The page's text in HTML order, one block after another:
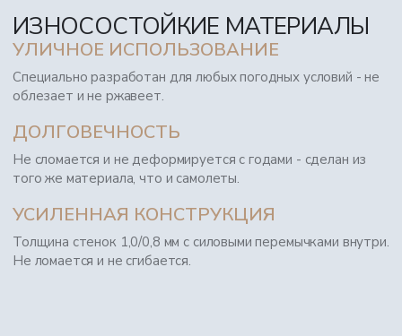
ИЗНОСОСТОЙКИЕ МАТЕРИАЛЫ
УЛИЧНОЕ ИСПОЛЬЗОВАНИЕ
Специально разработан для любых погодных условий - не
облезает и не ржавеет.
ДОЛГОВЕЧНОСТЬ
Не сломается и не деформируется с годами - сделан из
того же материала, что и самолеты.
УСИЛЕННАЯ КОНСТРУКЦИЯ
Толщина стенок 1,0/0,8 мм с силовыми перемычками внутри.
Не ломается и не сгибается.